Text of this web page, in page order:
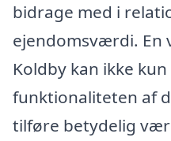
bidrage med i
ejendomsværdi. En
Koldby kan ikke
funktionaliteten af
tilføre betydelig